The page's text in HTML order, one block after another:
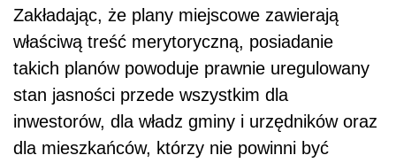
Zakładając, że plany miejscowe zawierają
właściwą treść merytoryczną, posiadanie
takich planów powoduje prawnie uregulowany
stan jasności przede wszystkim dla
inwestorów, dla władz gminy i urzędników oraz
dla mieszkańców, którzy nie powinni być